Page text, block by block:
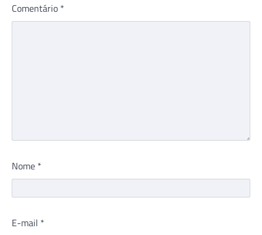
Comentário *
Nome *
E-mail *